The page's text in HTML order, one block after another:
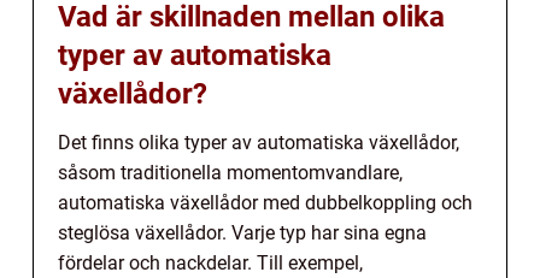
Vad är skillnaden mellan olika
typer av automatiska
växellådor?
Det finns olika typer av automatiska växellådor,
såsom traditionella momentomvandlare,
automatiska växellådor med dubbelkoppling och
steglösa växellådor. Varje typ har sina egna
fördelar och nackdelar. Till exempel,